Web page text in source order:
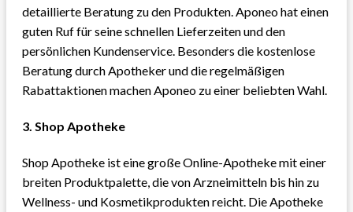
detaillierte Beratung zu den Produkten. Aponeo hat einen
guten Ruf für seine schnellen Lieferzeiten und den
persönlichen Kundenservice. Besonders die kostenlose
Beratung durch Apotheker und die regelmäßigen
Rabattaktionen machen Aponeo zu einer beliebten Wahl.
3. Shop Apotheke
Shop Apotheke ist eine große Online-Apotheke mit einer
breiten Produktpalette, die von Arzneimitteln bis hin zu
Wellness- und Kosmetikprodukten reicht. Die Apotheke